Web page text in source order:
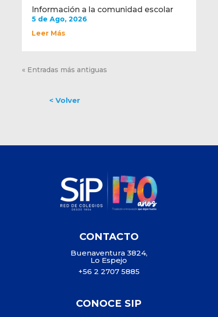
Información a la comunidad escolar
5 de Ago, 2026
Leer Más
« Entradas más antiguas
CONTACTO
Buenaventura 3824,
Lo Espejo
+56 2 2707 5885
CONOCE SIP